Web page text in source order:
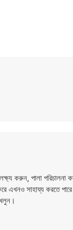
করুন, পালা পরিচালনা
করে এখনও সাহায্য করতে